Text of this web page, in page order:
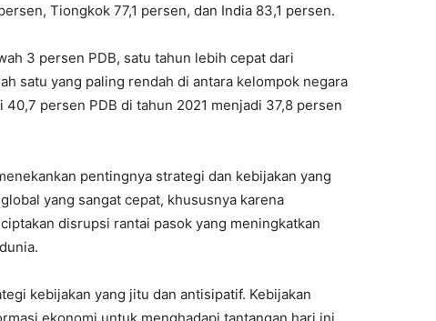
Tiongkok 77,1 persen, dan India 83,1 persen.
3 persen PDB, satu tahun lebih cepat dari
satu yang paling rendah di antara kelompok negara
40,7 persen PDB di tahun 2021 menjadi 37,8 persen
pentingnya strategi dan kebijakan yang
yang sangat cepat, khususnya karena
disrupsi rantai pasok yang meningkatkan
kebijakan yang jitu dan antisipatif. Kebijakan